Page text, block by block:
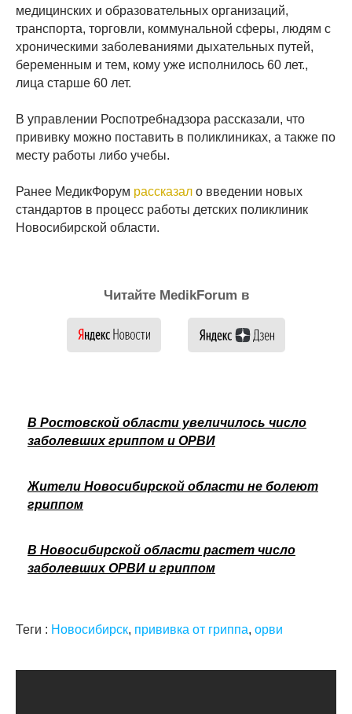
медицинских и образовательных организаций,
транспорта, торговли, коммунальной сферы, людям с
хроническими заболеваниями дыхательных путей,
беременным и тем, кому уже исполнилось 60 лет.,
лица старше 60 лет.
В управлении Роспотребнадзора рассказали, что
прививку можно поставить в поликлиниках, а также по
месту работы либо учебы.
Ранее МедикФорум рассказал о введении новых
стандартов в процесс работы детских поликлиник
Новосибирской области.
Читайте MedikForum в
В Ростовской области увеличилось число
заболевших гриппом и ОРВИ
Жители Новосибирской области не болеют
гриппом
В Новосибирской области растет число
заболевших ОРВИ и гриппом
Теги : Новосибирск, прививка от гриппа, орви